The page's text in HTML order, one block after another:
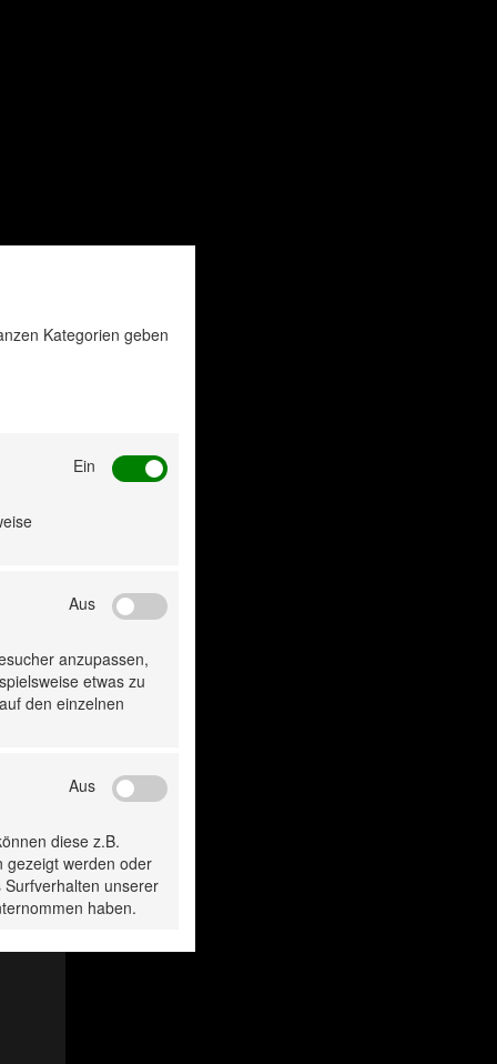
Kategorien geben
Ein
Aus
anzupassen,
etwas zu
den einzelnen
Aus
diese z.B.
gezeigt werden oder
unserer
haben.